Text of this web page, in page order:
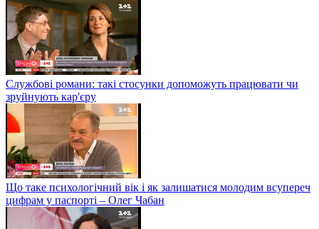
Службові романи: такі стосунки допоможуть працювати чи
зруйнують кар'єру
Що таке психологічний вік і як залишатися молодим всупереч
цифрам у паспорті – Олег Чабан